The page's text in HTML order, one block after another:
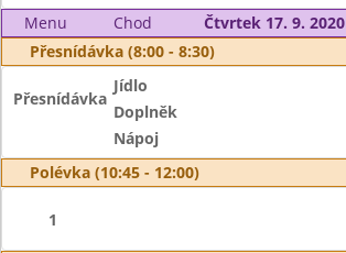
Menu
Chod
Čtvrtek 17. 9. 2020
Přesnídávka (8:00 - 8:30)
Přesnídávka
Jídlo
Doplněk
Nápoj
Polévka (10:45 - 12:00)
1